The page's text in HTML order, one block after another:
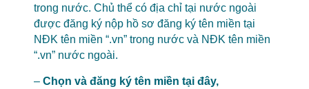
trong nước. Chủ thể có địa chỉ tại nước ngoài
được đăng ký nộp hồ sơ đăng ký tên miền tại
NĐK tên miền “.vn” trong nước và NĐK tên miền
“.vn” nước ngoài.
– Chọn và đăng ký tên miền tại đây,